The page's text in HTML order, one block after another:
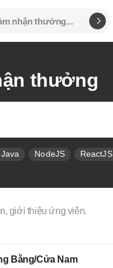
thưởng
Java NodeJS ReactJS
giới thiệu ứng viên.
Bằng/Cửa Nam